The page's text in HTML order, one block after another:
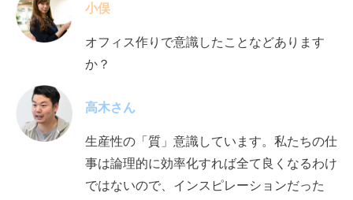
小俣
オフィス作りで意識したことなどあります
か？
高木さん
生産性の「質」 意識しています。 私たちの仕
事は論理的に効率化すれば全て良くなるわけ
ではないので、インスピレーションだった